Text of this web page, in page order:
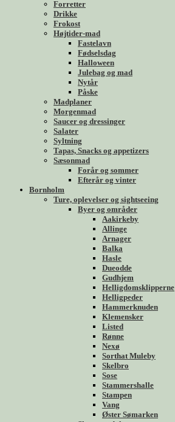
Forretter
Drikke
Frokost
Højtider-mad
Fastelavn
Fødselsdag
Halloween
Julebag og mad
Nytår
Påske
Madplaner
Morgenmad
Saucer og dressinger
Salater
Syltning
Tapas, Snacks og appetizers
Sæsonmad
Forår og sommer
Efterår og vinter
Bornholm
Ture, oplevelser og sightseeing
Byer og områder
Aakirkeby
Allinge
Arnager
Balka
Hasle
Dueodde
Gudhjem
Helligdomsklipperne
Helligpeder
Hammerknuden
Klemensker
Listed
Rønne
Nexø
Sorthat Muleby
Skelbro
Sose
Stammershalle
Stampen
Vang
Øster Sømarken